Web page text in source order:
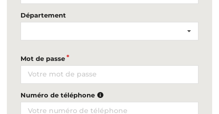
Département
Mot de passe
Numéro de téléphone